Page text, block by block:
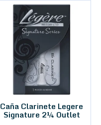
Caña Clarinete Legere
Signature 2¼ Outlet